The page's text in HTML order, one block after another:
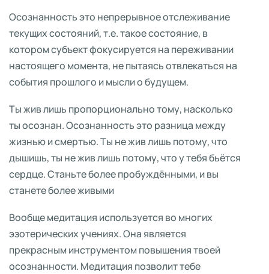
Осознанность это непрерывное отслеживание
текущих состояний, т.е. такое состояние, в
котором субъект фокусируется на переживании
настоящего момента, не пытаясь отвлекаться на
события прошлого и мысли о будущем.
Ты жив лишь пропорционально тому, насколько
ты осознан. Осознанность это разница между
жизнью и смертью. Ты не жив лишь потому, что
дышишь, ты не жив лишь потому, что у тебя бьётся
сердце. Станьте более пробуждёнными, и вы
станете более живыми
Вообще медитация используется во многих
эзотерических учениях. Она является
прекрасным инструментом повышения твоей
осознанности. Медитация позволит тебе